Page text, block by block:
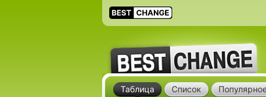
Таблица Список